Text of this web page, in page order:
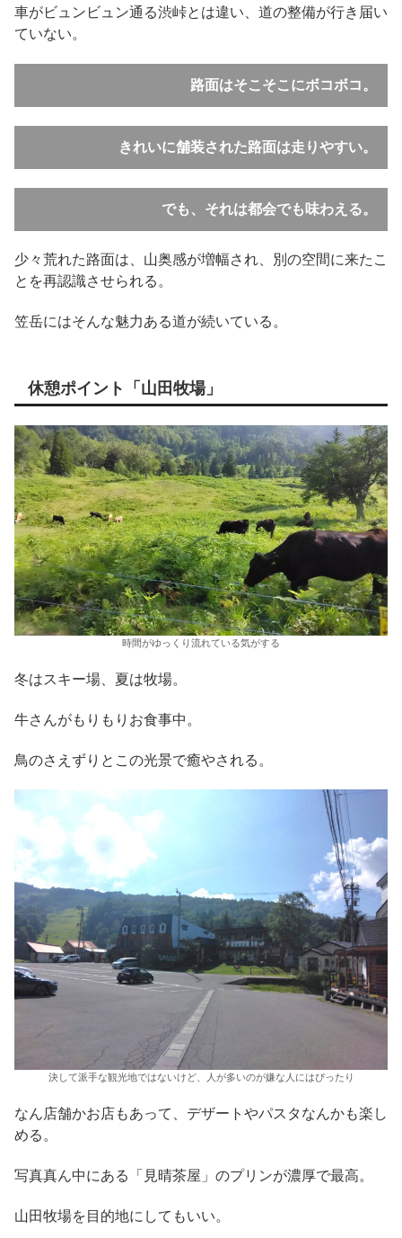
車がビュンビュン通る渋峠とは違い、道の整備が行き届い
ていない。
路面はそこそこにボコボコ。
きれいに舗装された路面は走りやすい。
でも、それは都会でも味わえる。
少々荒れた路面は、山奥感が増幅され、別の空間に来たこ
とを再認識させられる。
笠岳にはそんな魅力ある道が続いている。
休憩ポイント「山田牧場」
時間がゆっくり流れている気がする
冬はスキー場、夏は牧場。
牛さんがもりもりお食事中。
鳥のさえずりとこの光景で癒やされる。
決して派手な観光地ではないけど、人が多いのが嫌な人にはぴったり
なん店舗かお店もあって、デザートやパスタなんかも楽し
める。
写真真ん中にある「見晴茶屋」のプリンが濃厚で最高。
山田牧場を目的地にしてもいい。